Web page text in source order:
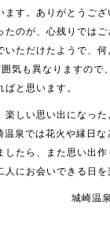
ます。ありがとうご
たのが、心残りでは
いただけたようで、
気も異なりますので
と思います。
楽しい思い出になっ
泉では花火や縁日な
したら、また思い出
人にお会いできる日を
城崎温